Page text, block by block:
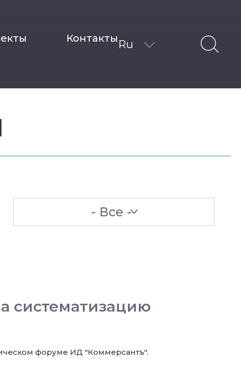
Контакты Ru
- Все -
систематизацию
форуме ИД "Коммерсантъ".